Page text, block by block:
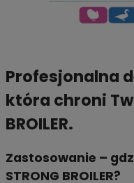
Profesjonalna
która chroni
BROILER.
Zastosowanie –
STRONG BROILER?